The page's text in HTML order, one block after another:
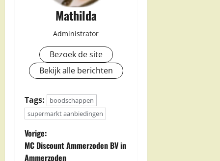
Mathilda
Administrator
Bezoek de site
Bekijk alle berichten
Tags:
boodschappen
supermarkt aanbiedingen
B
Vorige:
MC Discount Ammerzoden BV in
Ammerzoden